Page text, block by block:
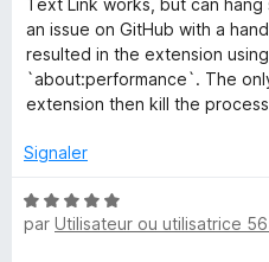
5
é
2
s
u
5
Text Link works, but can
an issue on GitHub with a
resulted in the extension
`about:performance`. The
extension then kill the process
Signaler
N
o
par Utilisateur ou utilisatrice